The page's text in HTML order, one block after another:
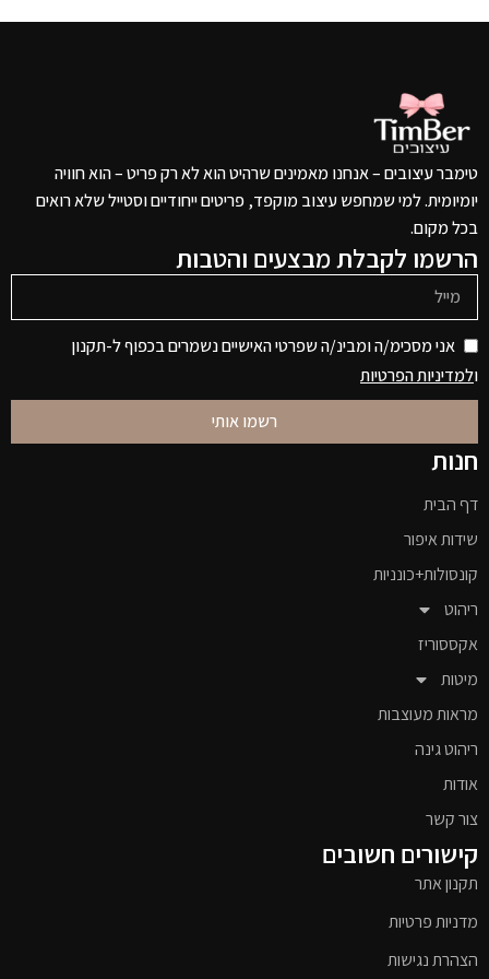
טימבר עיצובים – אנחנו מאמינים שרהיט הוא לא רק פריט – הוא חוויה
יומיומית. למי שמחפש עיצוב מוקפד, פריטים ייחודיים וסטייל שלא רואים
בכל מקום.
הרשמו לקבלת מבצעים והטבות
אני מסכימ/ה ומבינ/ה שפרטי האישיים נשמרים בכפוף ל-תקנון
ולמדיניות הפרטיות
רשמו אותי
חנות
דף הבית
שידות איפור
קונסולות+כונניות
ריהוט
אקססוריז
מיטות
מראות מעוצבות
ריהוט גינה
אודות
צור קשר
קישורים חשובים
תקנון אתר
מדניות פרטיות
הצהרת נגישות